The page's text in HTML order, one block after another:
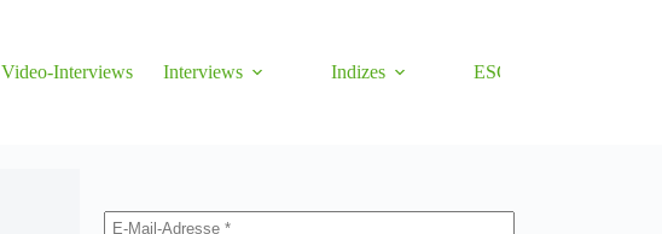
Video-Interviews Interviews Indizes ESG